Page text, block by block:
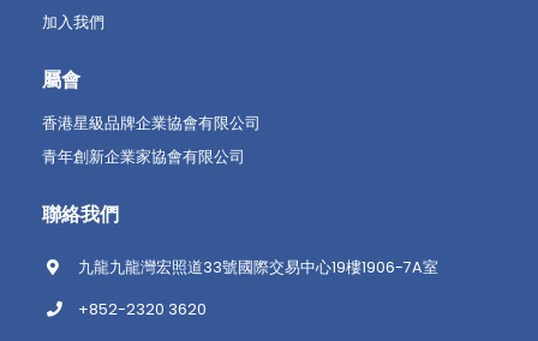
加入我們
屬會
香港星級品牌企業協會有限公司
青年創新企業家協會有限公司
聯絡我們
九龍九龍灣宏照道33號國際交易中心19樓1906-7A室
+852-2320 3620